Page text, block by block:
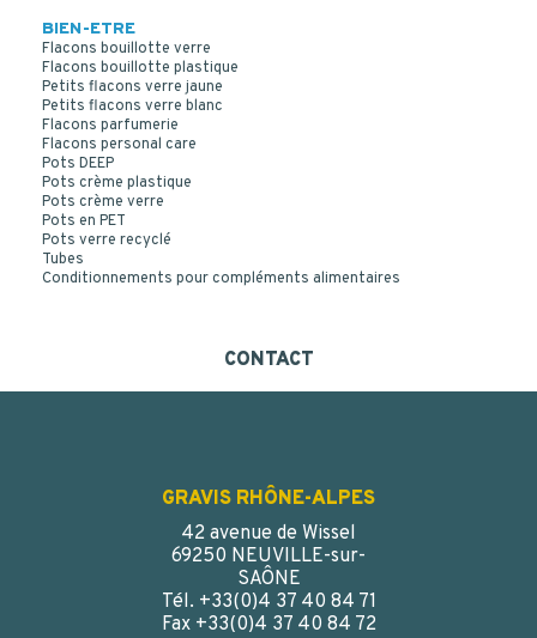
BIEN-ETRE
Flacons bouillotte verre
Flacons bouillotte plastique
Petits flacons verre jaune
Petits flacons verre blanc
Flacons parfumerie
Flacons personal care
Pots DEEP
Pots crème plastique
Pots crème verre
Pots en PET
Pots verre recyclé
Tubes
Conditionnements pour compléments alimentaires
CONTACT
GRAVIS RHÔNE-ALPES
42 avenue de Wissel
69250 NEUVILLE-sur-
SAÔNE
Tél. +33(0)4 37 40 84 71
Fax +33(0)4 37 40 84 72